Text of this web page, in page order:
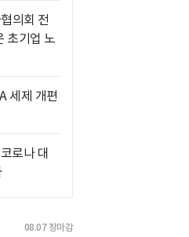
의회 전
초기업 노
세제 개편
로나 대
08.07 장마감